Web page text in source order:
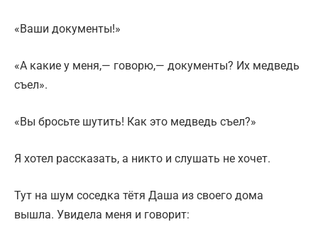
«Ваши документы!»
«А какие у меня,— говорю,— документы? Их медведь
съел».
«Вы бросьте шутить! Как это медведь съел?»
Я хотел рассказать, а никто и слушать не хочет.
Тут на шум соседка тётя Даша из своего дома
вышла. Увидела меня и говорит: